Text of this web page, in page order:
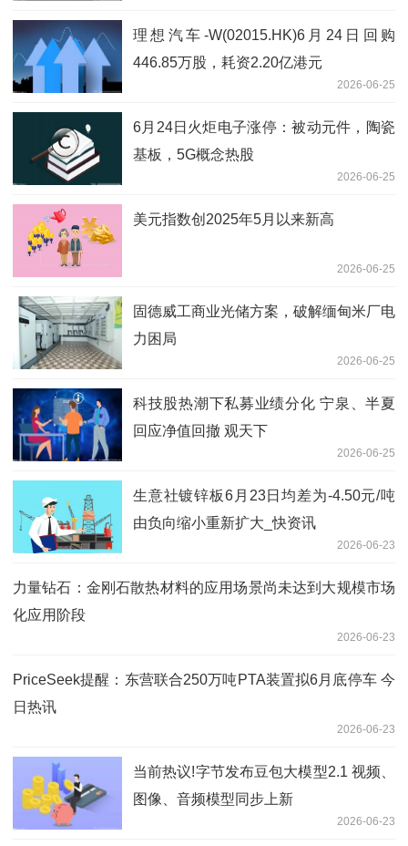
理想汽车-W(02015.HK)6月24日回购
446.85万股，耗资2.20亿港元
2026-06-25
6月24日火炬电子涨停：被动元件，陶瓷
基板，5G概念热股
2026-06-25
美元指数创2025年5月以来新高
2026-06-25
固德威工商业光储方案，破解缅甸米厂电
力困局
2026-06-25
科技股热潮下私募业绩分化 宁泉、半夏
回应净值回撤 观天下
2026-06-25
生意社镀锌板6月23日均差为-4.50元/吨
由负向缩小重新扩大_快资讯
2026-06-23
力量钻石：金刚石散热材料的应用场景尚未达到大规模市场
化应用阶段
2026-06-23
PriceSeek提醒：东营联合250万吨PTA装置拟6月底停车 今
日热讯
2026-06-23
当前热议!字节发布豆包大模型2.1 视频、
图像、音频模型同步上新
2026-06-23